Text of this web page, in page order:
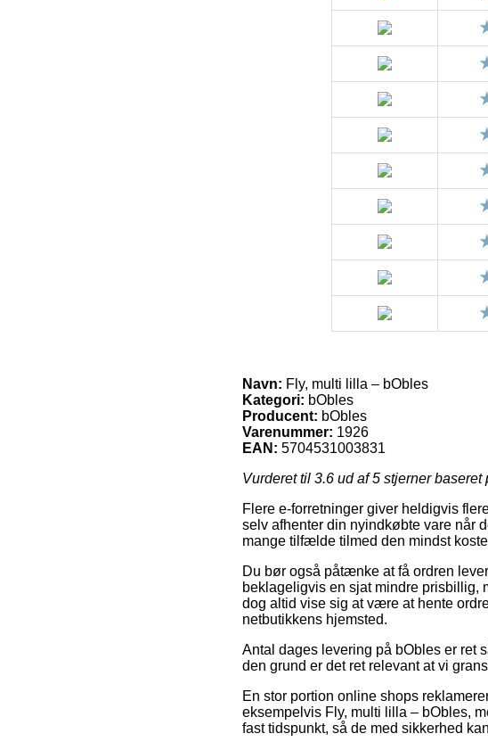
Navn: Fly, multi lilla – bObles
Kategori: bObles
Producent: bObles
Varenummer: 1926
EAN: 5704531003831
Vurderet til 3.6 ud af 5 stjerner baseret
Flere e-forretninger giver heldigvis
selv afhenter din nyindkøbte vare når
mange tilfælde tilmed den mindst
Du bør også påtænke at få ordren
beklageligvis en sjat mindre prisbillig,
dog altid vise sig at være at hente
netbutikkens hjemsted.
Antal dages levering på bObles er ret
den grund er det ret relevant at vi
En stor portion online shops
eksempelvis Fly, multi lilla – bObles,
fast tidspunkt, så de med sikkerhed